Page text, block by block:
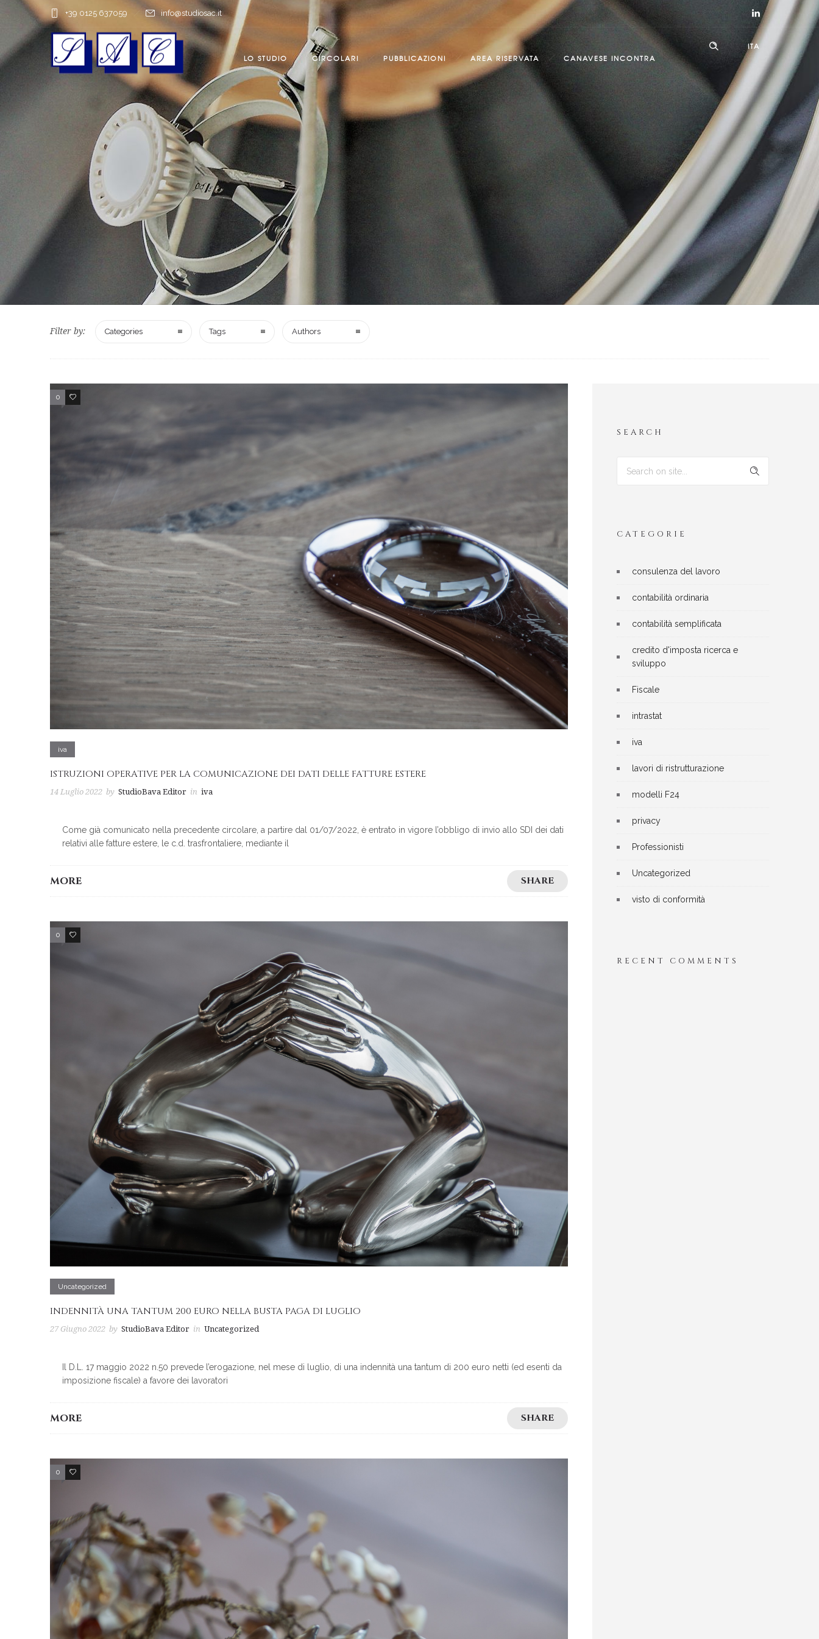
+39 0125 637059 info@studiosac.it
ITA
LO STUDIO
CIRCOLARI PUBBLICAZIONI AREA RISERVATA CANAVESE INCONTRA
Filter by: Categories Tags Authors
0 3
iva
ISTRUZIONI OPERATIVE PER LA COMUNICAZIONE DEI DATI DELLE FATTURE ESTERE
14 Luglio 2022 by StudioBava Editor in iva
Come già comunicato nella precedente circolare, a partire dal 01/07/2022, è entrato in vigore l’obbligo di invio allo SDI dei dati
relativi alle fatture estere, le c.d. trasfrontaliere, mediante il
MORE SHARE
0 2
Uncategorized
INDENNITÀ UNA TANTUM 200 EURO NELLA BUSTA PAGA DI LUGLIO
27 Giugno 2022 by StudioBava Editor in Uncategorized
Il D.L. 17 maggio 2022 n.50 prevede l’erogazione, nel mese di luglio, di una indennità una tantum di 200 euro netti (ed esenti da
imposizione fiscale) a favore dei lavoratori
MORE SHARE
0 2
SEARCH
CATEGORIE
consulenza del lavoro
contabilità ordinaria
contabilità semplificata
credito d'imposta ricerca e
sviluppo
Fiscale
intrastat
iva
lavori di ristrutturazione
modelli F24
privacy
Professionisti
Uncategorized
visto di conformità
RECENT COMMENTS